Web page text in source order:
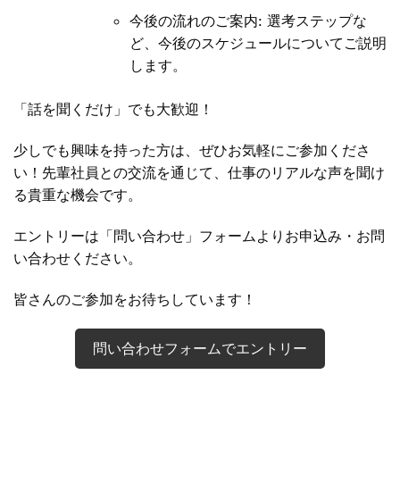
今後の流れのご案内: 選考ステップな
ど、今後のスケジュールについてご説明
します。
「話を聞くだけ」でも大歓迎！
少しでも興味を持った方は、ぜひお気軽にご参加くださ
い！先輩社員との交流を通じて、仕事のリアルな声を聞け
る貴重な機会です。
エントリーは「問い合わせ」フォームよりお申込み・お問
い合わせください。
皆さんのご参加をお待ちしています！
問い合わせフォームでエントリー